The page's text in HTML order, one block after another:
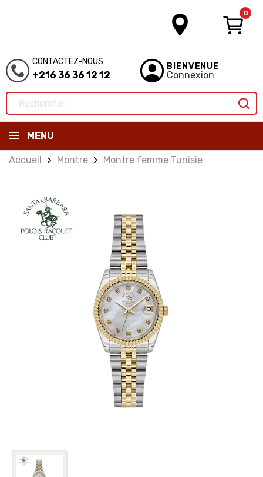
0
CONTACTEZ-NOUS
+216 36 36 12 12
BIENVENUE
Connexion
MENU
Accueil Montre Montre femme Tunisie